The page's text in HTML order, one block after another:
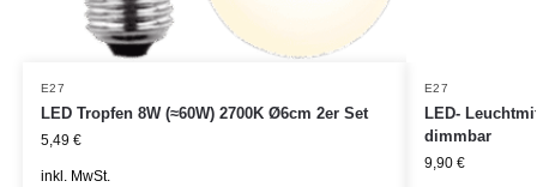
E27
LED Tropfen 8W (≈60W) 2700K Ø6cm 2er Set
5,49 €
inkl. MwSt.
E27
LED-
dimmbar
9,90 €